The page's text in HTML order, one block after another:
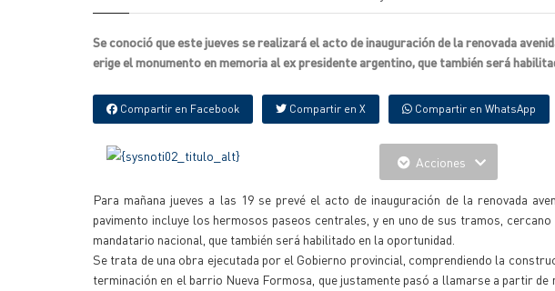
Se conoció que este jueves se realizará el acto de inauguración de la renovada
erige el monumento en memoria al ex presidente argentino, que también será
Compartir en Facebook Compartir en X Compartir en WhatsApp
Acciones
Para mañana jueves a las 19 se prevé el acto de inauguración de la renovada
pavimento incluye los hermosos paseos centrales, y en uno de sus tramos,
mandatario nacional, que también será habilitado en la oportunidad.
Se trata de una obra ejecutada por el Gobierno provincial, comprendiendo la
terminación en el barrio Nueva Formosa, que justamente pasó a llamarse a partir